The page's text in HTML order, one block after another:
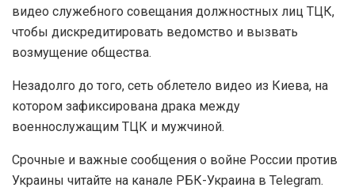
видео служебного совещания должностных лиц ТЦК,
чтобы дискредитировать ведомство и вызвать
возмущение общества.
Незадолго до того, сеть облетело видео из Киева, на
котором зафиксирована драка между
военнослужащим ТЦК и мужчиной.
Срочные и важные сообщения о войне России против
Украины читайте на канале РБК-Украина в Telegram.